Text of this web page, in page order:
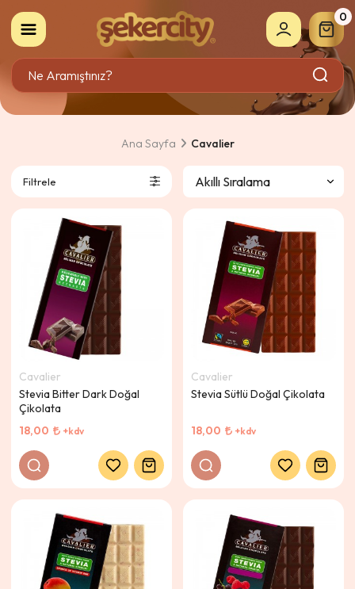
0
Ana Sayfa Cavalier
Filtrele
Cavalier
Stevia Bitter Dark Doğal
Çikolata
18,00
+kdv
Cavalier
Stevia Sütlü Doğal Çikolata
18,00 +kdv